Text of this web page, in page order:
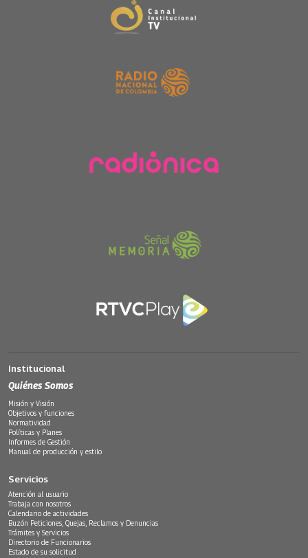
Institucional
Quiénes Somos
Misión y Visión
Objetivos y funciones
Normatividad
Políticas y Planes
Informes de Gestión
Manual de producción y estilo
Servicios
Atención al usuario
Trabaja con nosotros
Calendario de actividades
Buzón Peticiones, Quejas, Reclamos y Denuncias
Trámites y Servicios
Directorio de Funcionarios
Estado de su solicitud